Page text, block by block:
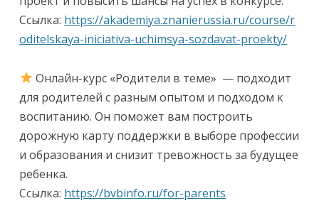
Ссылка: https://akademiya.znanierussia.ru/course/r
oditelskaya-iniciativa-uchimsya-sozdavat-proekty/
Онлайн-курс «Родители в теме» — подходит
для родителей с разным опытом и подходом к
воспитанию. Он поможет вам построить
дорожную карту поддержки в выборе профессии
и образования и снизит тревожность за будущее
ребенка.
Ссылка: https://bvbinfo.ru/for-parents